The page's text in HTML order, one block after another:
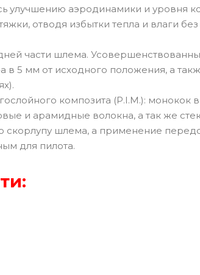
улучшению аэродинамики и уровня
отводя избытки тепла и влаги
части шлема.
5 мм от исходного положения, а
композита (P.I.M.): монокок
и арамидные волокна, а так же
скорлупу шлема, а применение
для пилота.